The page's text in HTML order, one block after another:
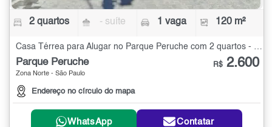
2 quartos - suíte 1 vaga 120 m²
Casa Térrea para Alugar no Parque Peruche com 2 quartos - 120 m²
Parque Peruche
Zona Norte - São Paulo
Endereço no círculo do mapa
R$ 2.600
WhatsApp Contatar